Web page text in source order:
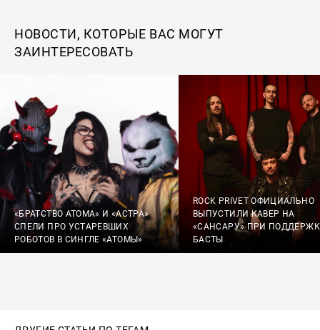
НОВОСТИ, КОТОРЫЕ ВАС МОГУТ
ЗАИНТЕРЕСОВАТЬ
«БРАТСТВО АТОМА» И «АСТРА»
СПЕЛИ ПРО УСТАРЕВШИХ
РОБОТОВ В СИНГЛЕ «АТОМЫ»
ROCK PRIVET ОФИЦИАЛЬНО
ВЫПУСТИЛИ КАВЕР НА
«САНСАРУ» ПРИ
БАСТЫ